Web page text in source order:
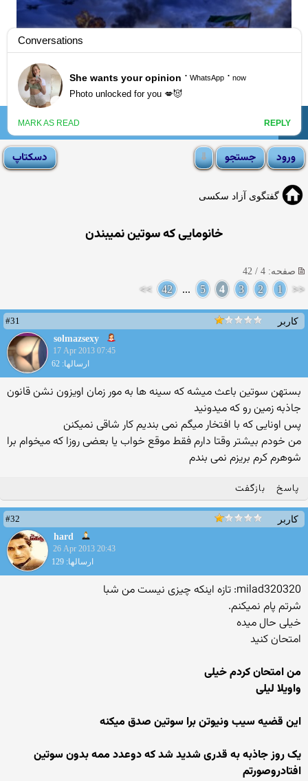
انجمن لوتی ☰
گفتگوی آزاد سکسی
خانومایی كه سوتین نمیبندن
صفحه: 4 / 42
<<
1
2
3
4
5
...
42
>>
کاربر
#31
solmazsexy
17 Apr 2013 07:45
ارسالها: 62
بستهن سوتین باعث میشه که سینه ها به مور زمان اویزون نشن قانون
جاذبه زمین رو که میدونید
پس اونایی که با افتخار میگم نمی بندیم کار شاقی نمیکنن
من خودم بیشتر وقتا دارم فقط موقع خواب یا بعضی روزا که میخوام برا
شوهرم کرم بریزم نمی بندم
پاسخ بازگفت
کاربر
#32
hard
26 Apr 2013 20:43
ارسالها: 129
milad320320: تازه اینکه چیزی نیست من شبا
شرتم پام نمیکنم.
خیلی حال میده
امتحان کنید
من امتحان کردم خیلی
واویلا لیلی
این قضیه سیب ونیوتن برا سوتین صدق میکنه
یک روز جاذبه به قدری شدید شد که دوعدد ممه بدون سوتین
افتادروصورتم